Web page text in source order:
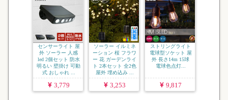
センサーライト 屋
外 ソーラー 人感
led 2個セット 防水
明るい 壁掛け 可動
式 おしゃれ ...
3,779
ソーラー イルミネ
ーション 桜 フラワ
ー 花 ガーデンライ
ト 2本セット 全2色
屋外 埋め込み ...
3,253
ストリングライト
電球型ソケット 屋
外 長さ14m 15球
電球色点灯...
9,817